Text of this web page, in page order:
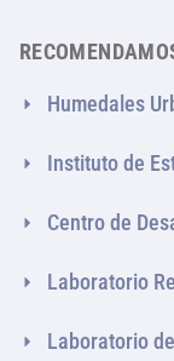
Humedales
Instituto de
Centro de
Laboratorio
Laboratorio